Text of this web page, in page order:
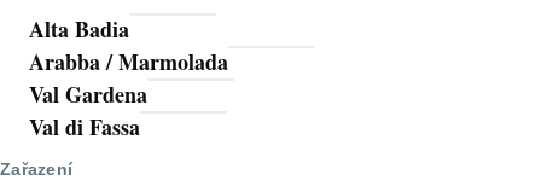
Alta Badia
Arabba / Marmolada
Val Gardena
Val di Fassa
Zařazení